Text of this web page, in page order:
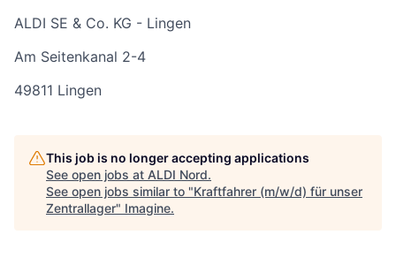
ALDI SE & Co. KG - Lingen
Am Seitenkanal 2-4
49811 Lingen
This job is no longer accepting applications
See open jobs at ALDI Nord.
See open jobs similar to "Kraftfahrer (m/w/d) für unser
Zentrallager" Imagine.